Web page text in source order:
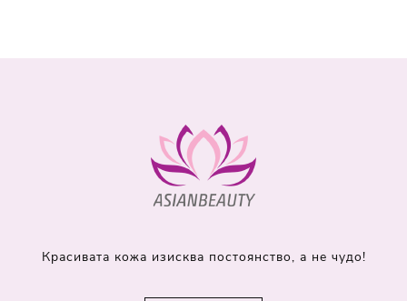
Красивата кожа изисква постоянство, а не чудо!